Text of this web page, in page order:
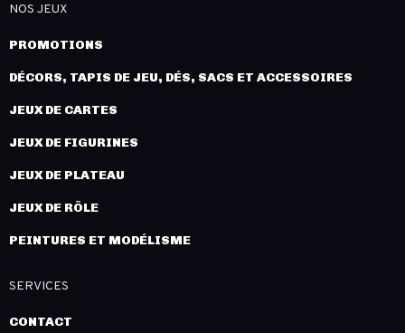
NOS JEUX
PROMOTIONS
DÉCORS, TAPIS DE JEU, DÉS, SACS ET ACCESSOIRES
JEUX DE CARTES
JEUX DE FIGURINES
JEUX DE PLATEAU
JEUX DE RÔLE
PEINTURES ET MODÉLISME
SERVICES
CONTACT